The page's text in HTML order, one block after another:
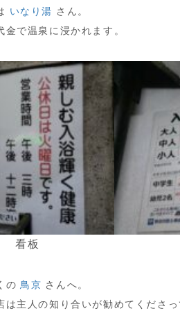
いなり湯 さん。
金で温泉に浸かれます。
看板
の 鳥京 さんへ。
は主人の知り合いが勧めてくださ